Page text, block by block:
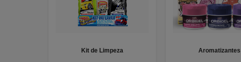
Kit de Limpeza Aromatizantes